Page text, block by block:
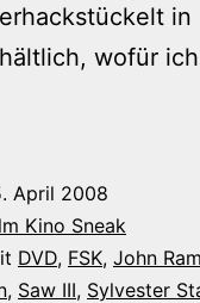
in
wofür
April 2008
Kino Sneak
DVD, FSK, John
, Saw III, Sylvester